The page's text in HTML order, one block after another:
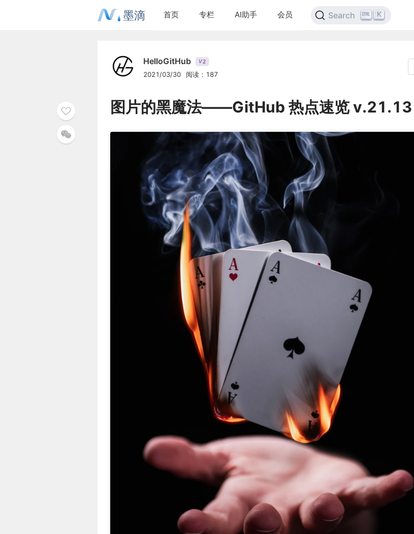
墨滴 首页 专栏 AI助手 会员 Search K
HelloGitHub V2
2021/03/30 阅读：187
图片的黑魔法——GitHub 热点速览 v.21.13